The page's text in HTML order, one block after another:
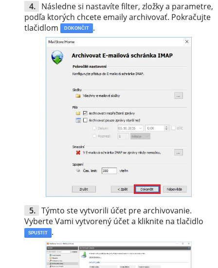
Následne si nastavíte filter, zložky a parametre,
podľa ktorých chcete emaily archivovať. Pokračujte
tlačidlom
DOKONČIT .
Týmto ste vytvorili účet pre archivovanie.
Vyberte Vami vytvorený účet a kliknite na tlačidlo
SPUSTIT .